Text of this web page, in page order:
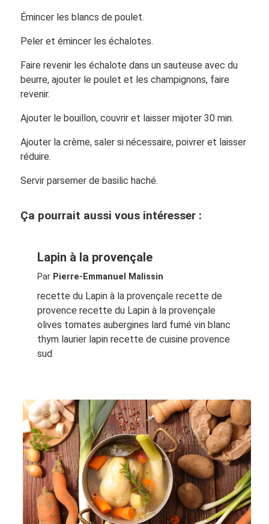
Émincer les blancs de poulet.
Peler et émincer les échalotes.
Faire revenir les échalote dans un sauteuse avec du
beurre, ajouter le poulet et les champignons, faire
revenir.
Ajouter le bouillon, couvrir et laisser mijoter 30 min.
Ajouter la crème, saler si nécessaire, poivrer et laisser
réduire.
Servir parsemer de basilic haché.
Ça pourrait aussi vous intéresser :
Lapin à la provençale
Par Pierre-Emmanuel Malissin
recette du Lapin à la provençale recette de
provence recette du Lapin à la provençale
olives tomates aubergines lard fumé vin blanc
thym laurier lapin recette de cuisine provence
sud